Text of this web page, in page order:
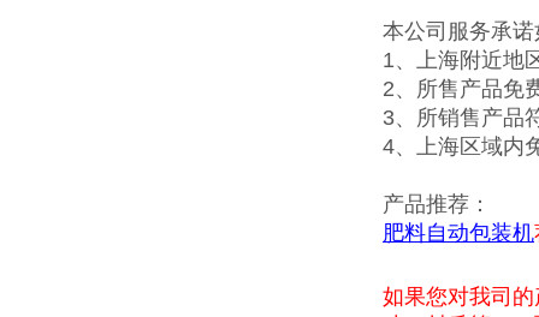
本公司服务承
1、上海附近地
2、所售产品免
3、所销售产品
4、上海区域内
产品推荐：
肥料自动包装机
如果您对我司